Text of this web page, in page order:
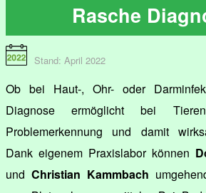
Rasche
Stand: April 2022
Ob bei Haut-, Ohr- oder
Diagnose ermöglicht bei
Problemerkennung und damit
Dank eigenem Praxislabor können
und Christian Kammbach